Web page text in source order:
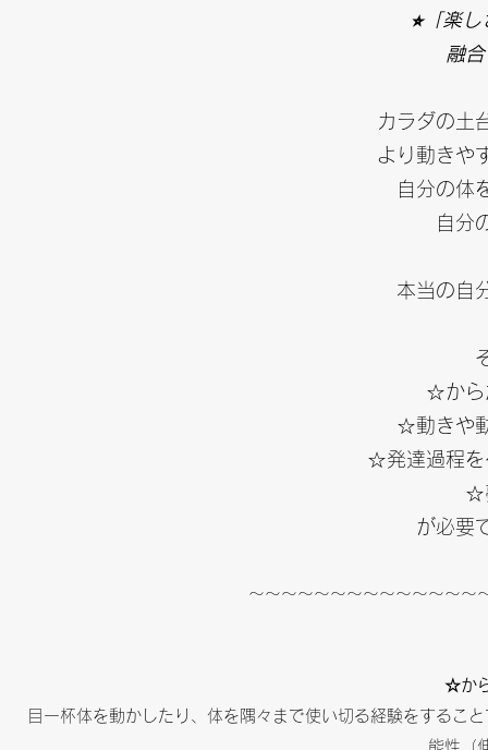
⭐︎「楽し
融
カラダの土
より動きや
自分の体
自分
本当の自
☆から
☆動きや
☆発達過程を
☆
が必要
〜〜〜〜〜〜〜〜〜〜〜〜〜〜
☆か
目一杯体を動かしたり、体を隅々まで使い切る経験をするこ
能性（